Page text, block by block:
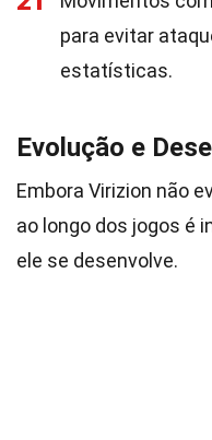
para evitar
estatísticas.
Evolução e
Embora Virizion não
ao longo dos jogos é
ele se desenvolve.